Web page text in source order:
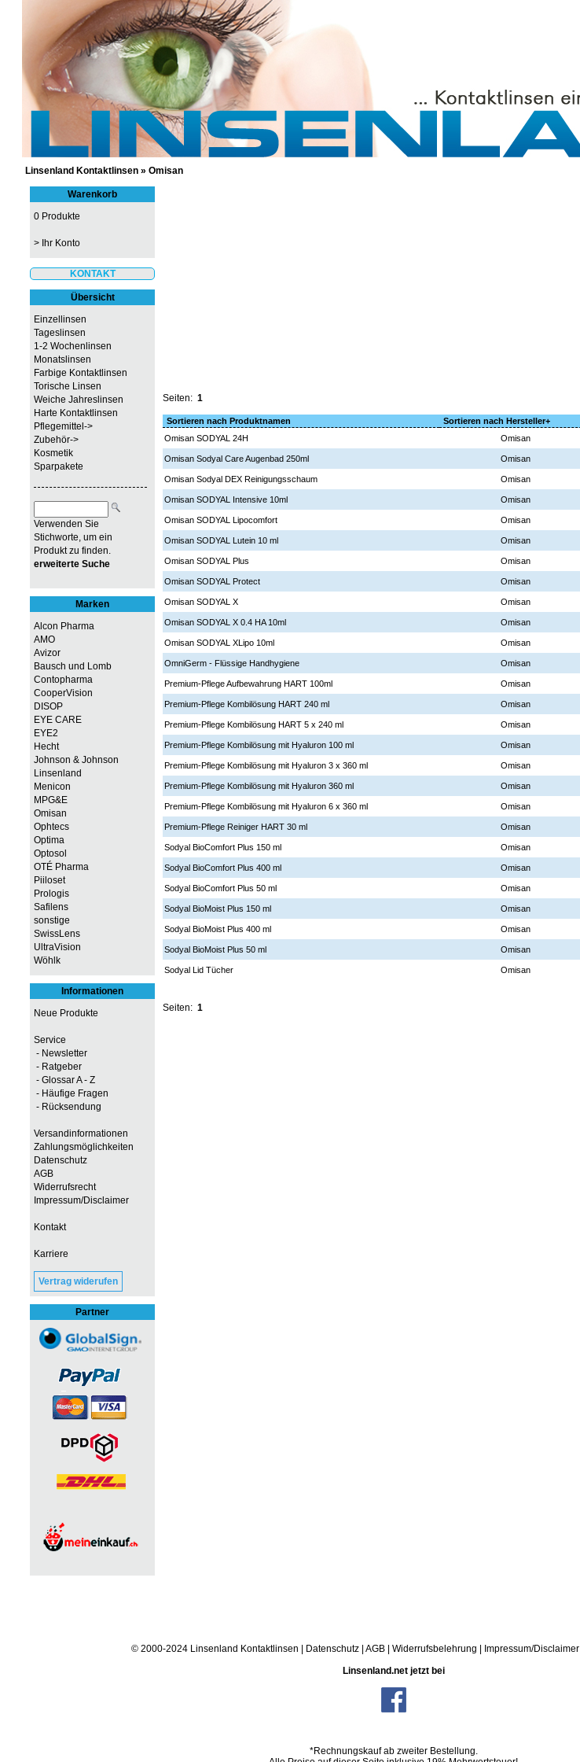
GÜNSTIGE KONTAKTLINSEN UND PFLEGEMITTEL
Linsenland Kontaktlinsen » Omisan
Warenkorb
0 Produkte
> Ihr Konto
KONTAKT
Übersicht
Einzellinsen
Tageslinsen
1-2 Wochenlinsen
Monatslinsen
Farbige Kontaktlinsen
Torische Linsen
Weiche Jahreslinsen
Harte Kontaktlinsen
Pflegemittel->
Zubehör->
Kosmetik
Sparpakete
Verwenden Sie
Stichworte, um ein
Produkt zu finden.
erweiterte Suche
Marken
Alcon Pharma
AMO
Avizor
Bausch und Lomb
Contopharma
CooperVision
DISOP
EYE CARE
EYE2
Hecht
Johnson & Johnson
Linsenland
Menicon
MPG&E
Omisan
Ophtecs
Optima
Optosol
OTÉ Pharma
Piiloset
Prologis
Safilens
sonstige
SwissLens
UltraVision
Wöhlk
Informationen
Neue Produkte
Service
- Newsletter
- Ratgeber
- Glossar A - Z
- Häufige Fragen
- Rücksendung
Versandinformationen
Zahlungsmöglichkeiten
Datenschutz
AGB
Widerrufsrecht
Impressum/Disclaimer
Kontakt
Karriere
Vertrag widerufen
Partner
Seiten: 1
Sortieren nach Produktnamen Sortieren nach Hersteller+
Omisan SODYAL 24H
Omisan
Omisan Sodyal Care Augenbad 250ml Omisan
Omisan Sodyal DEX Reinigungsschaum Omisan
Omisan SODYAL Intensive 10ml Omisan
Omisan SODYAL Lipocomfort Omisan
Omisan SODYAL Lutein 10 ml Omisan
Omisan SODYAL Plus Omisan
Omisan SODYAL Protect Omisan
Omisan SODYAL X Omisan
Omisan SODYAL X 0.4 HA 10ml Omisan
Omisan SODYAL XLipo 10ml Omisan
OmniGerm - Flüssige Handhygiene Omisan
Premium-Pflege Aufbewahrung HART 100ml Omisan
Premium-Pflege Kombilösung HART 240 ml Omisan
Premium-Pflege Kombilösung HART 5 x 240 ml Omisan
Premium-Pflege Kombilösung mit Hyaluron 100 ml Omisan
Premium-Pflege Kombilösung mit Hyaluron 3 x 360 ml Omisan
Premium-Pflege Kombilösung mit Hyaluron 360 ml Omisan
Premium-Pflege Kombilösung mit Hyaluron 6 x 360 ml Omisan
Premium-Pflege Reiniger HART 30 ml Omisan
Sodyal BioComfort Plus 150 ml Omisan
Sodyal BioComfort Plus 400 ml Omisan
Sodyal BioComfort Plus 50 ml Omisan
Sodyal BioMoist Plus 150 ml Omisan
Sodyal BioMoist Plus 400 ml Omisan
Sodyal BioMoist Plus 50 ml Omisan
Sodyal Lid Tücher Omisan
Seiten: 1
© 2000-2024 Linsenland Kontaktlinsen Datenschutz AGB Widerrufsbelehrung Impressum/Disclaimer
Linsenland.net jetzt bei
*Rechnungskauf ab zweiter Bestellung.